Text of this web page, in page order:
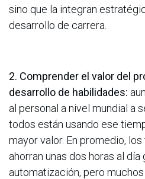
sino que la integran
desarrollo de carrera.
2. Comprender el valor del
desarrollo de habilidades:
al personal a nivel mundial a
todos están usando ese
mayor valor. En promedio,
ahorran unas dos horas al día
automatización, pero